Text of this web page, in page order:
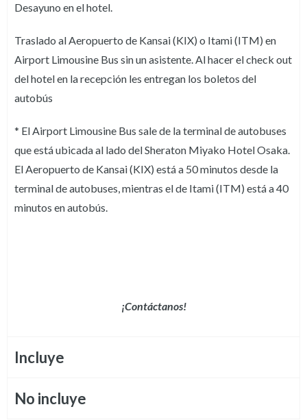
Desayuno en el hotel.
Traslado al Aeropuerto de Kansai (KIX) o Itami (ITM) en
Airport Limousine Bus sin un asistente. Al hacer el check out
del hotel en la recepción les entregan los boletos del
autobús
* El Airport Limousine Bus sale de la terminal de autobuses
que está ubicada al lado del Sheraton Miyako Hotel Osaka.
El Aeropuerto de Kansai (KIX) está a 50 minutos desde la
terminal de autobuses, mientras el de Itami (ITM) está a 40
minutos en autobús.
¡Contáctanos!
Incluye
No incluye